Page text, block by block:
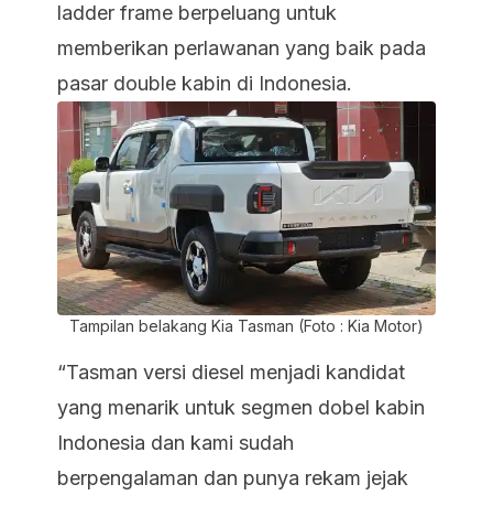
ladder frame berpeluang untuk
memberikan perlawanan yang baik pada
pasar double kabin di Indonesia.
Tampilan belakang Kia Tasman (Foto : Kia Motor)
“Tasman versi diesel menjadi kandidat
yang menarik untuk segmen dobel kabin
Indonesia dan kami sudah
berpengalaman dan punya rekam jejak